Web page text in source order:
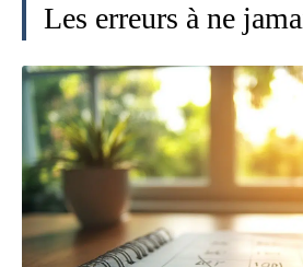
Les erreurs à ne